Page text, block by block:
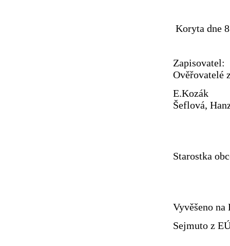
Koryta dne
Ověřovatelé
Šeflová,
Starostka
Vyvěšeno na
Sejmuto z